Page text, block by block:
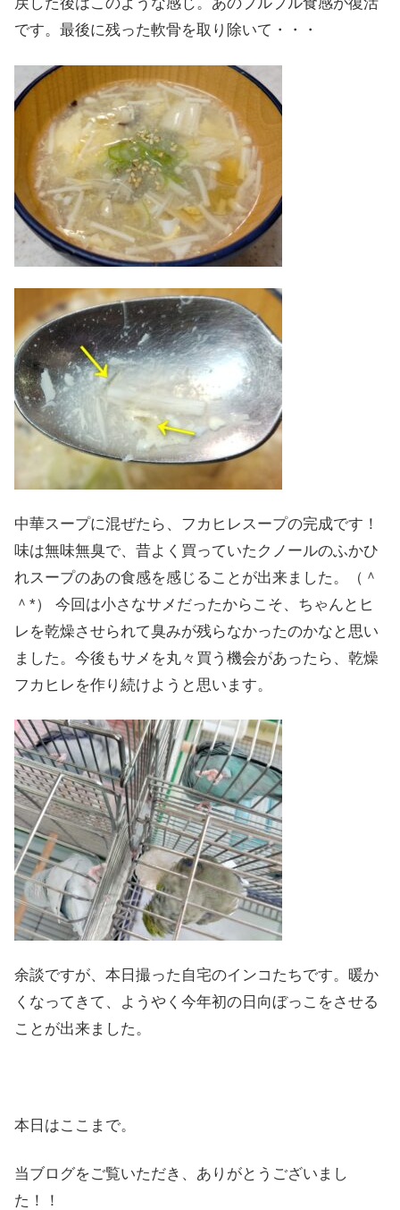
です。最後に残った軟骨を取り除いて・・・
中華スープに混ぜたら、フカヒレスープの完成です！
味は無味無臭で、昔よく買っていたクノールのふかひ
れスープのあの食感を感じることが出来ました。（＾
＾*） 今回は小さなサメだったからこそ、ちゃんとヒ
レを乾燥させられて臭みが残らなかったのかなと思い
ました。今後もサメを丸々買う機会があったら、乾燥
フカヒレを作り続けようと思います。
余談ですが、本日撮った自宅のインコたちです。暖か
くなってきて、ようやく今年初の日向ぼっこをさせる
ことが出来ました。
本日はここまで。
当ブログをご覧いただき、ありがとうございまし
た！！